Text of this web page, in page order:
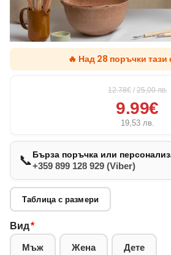
🔥 Над 28 поръчки
12.78€ / 25,00лв.
9.99€
19,53 лв.
📞Бърза поръчка или
+359 899 128 929 (Viber)
Таблица с размери
Вид*
Мъж Жена Дете